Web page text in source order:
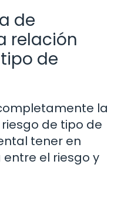
de
relación
de
la
de tipo de
tener en
el riesgo y